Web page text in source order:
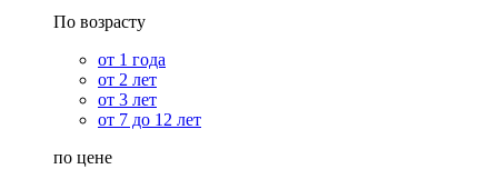
По возрасту
от 1 года
от 2 лет
от 3 лет
от 7 до 12 лет
по цене